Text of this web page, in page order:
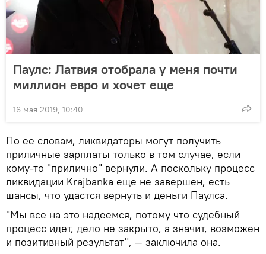
Паулс: Латвия отобрала у меня почти
миллион евро и хочет еще
16 мая 2019, 10:40
По ее словам, ликвидаторы могут получить
приличные зарплаты только в том случае, если
кому-то "прилично" вернули. А поскольку процесс
ликвидации Krājbanka еще не завершен, есть
шансы, что удастся вернуть и деньги Паулса.
"Мы все на это надеемся, потому что судебный
процесс идет, дело не закрыто, а значит, возможен
и позитивный результат", — заключила она.